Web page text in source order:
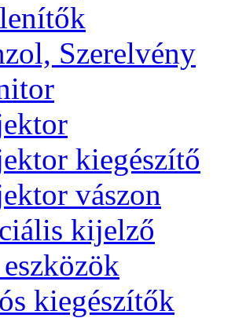
Szerelvény
kiegészítő
vászon
kijelző
kiegészítők